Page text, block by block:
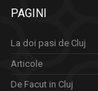
PAGINI
La doi pasi de Cluj
Articole
De Facut in Cluj